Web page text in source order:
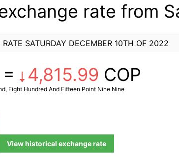
rate from
SATURDAY DECEMBER 10TH OF 2022
4,815.99 COP
Eight Hundred And Fifteen Point Nine Nine
View historical exchange rate